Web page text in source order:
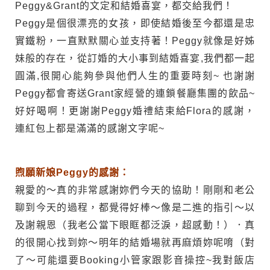
Peggy&Grant的文定和結婚喜宴，都交給我們！
Peggy是個很漂亮的女孩，即使結婚後至今都還是忠
實鐵粉，一直默默關心並支持著！Peggy就像是好姊
妹般的存在，從訂婚的大小事到結婚喜宴,我們都一起
圓滿,很開心能夠參與他們人生的重要時刻~ 也謝謝
Peggy都會寄送Grant家經營的連鎖餐廳集團的飲品~
好好喝啊！更謝謝Peggy婚禮結束給Flora的感謝，
連紅包上都是滿滿的感謝文字呢~
煦願新娘Peggy的感謝：
親愛的～真的非常感謝妳們今天的協助！剛剛和老公
聊到今天的過程，都覺得好棒～像是二進的指引～以
及謝親恩（我老公當下眼眶都泛淚，超感動！）．真
的很開心找到妳～明年的結婚場就再麻煩妳呢唷（對
了～可能還要Booking小管家跟影音操控~我對飯店